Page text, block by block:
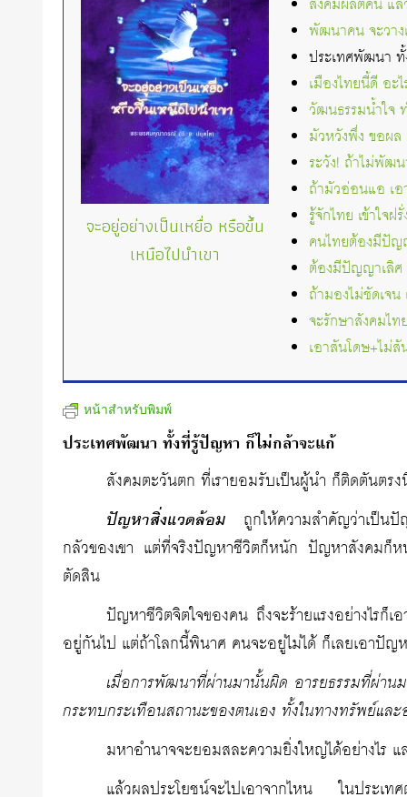
จะอยู่อย่างเป็นเหยื่อ หรือขึ้น
เหนือไปนำเขา
พัฒนาคน จะวา
ประเทศพัฒนา
เมืองไทยนี้ดี อะ
วัฒนธรรมน้ำใจ
มัวหวังพึ่ง ขอผ
ระวัง! ถ้าไม่พัฒ
ถ้ามัวอ่อนแอ เอ
รู้จักไทย เข้าใจ
คนไทยต้องมีปัญ
ต้องมีปัญญาเลิศ
ถ้ามองไม่ชัดเจ
จะรักษาสังคมไท
เอาสันโดษ+ไม่
หน้าสำหรับพิมพ์
ประเทศพัฒนา ทั้งที่รู้ปัญหา ก็ไม่กล้าจะแก้
สังคมตะวันตก ที่เรายอมรับเป็นผู้นำ ก็ติดตันตรง
ปัญหาสิ่งแวดล้อม ถูกให้ความสำคัญว่าเป็น
กลัวของเขา แต่ที่จริงปัญหาชีวิตก็หนัก ปัญหาสังคม
ตัดสิน
ปัญหาชีวิตจิตใจของคน ถึงจะร้ายแรงอย่างไรก็
อยู่กันไป แต่ถ้าโลกนี้พินาศ คนจะอยู่ไม่ได้ ก็เลยเอา
เมื่อการพัฒนาที่ผ่านมานั้นผิด อารยธรรมที่ผ่าน
กระทบกระเทือนสถานะของตนเอง ทั้งในทางทรัพย์แล
มหาอำนาจจะยอมสละความยิ่งใหญ่ได้อย่างไร
แล้วผลประโยชน์จะไปเอาจากไหน ในประ